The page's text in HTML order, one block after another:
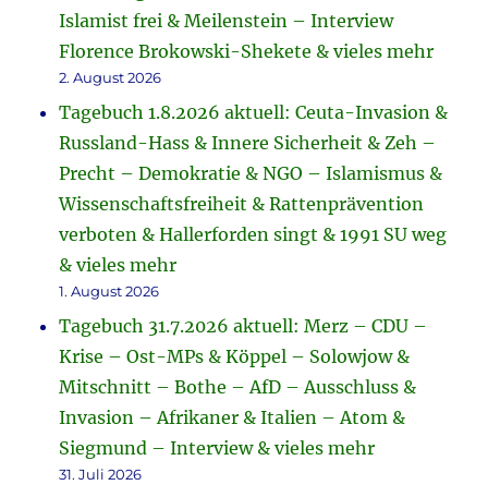
Islamist frei & Meilenstein – Interview
Florence Brokowski-Shekete & vieles mehr
2. August 2026
Tagebuch 1.8.2026 aktuell: Ceuta-Invasion &
Russland-Hass & Innere Sicherheit & Zeh –
Precht – Demokratie & NGO – Islamismus &
Wissenschaftsfreiheit & Rattenprävention
verboten & Hallerforden singt & 1991 SU weg
& vieles mehr
1. August 2026
Tagebuch 31.7.2026 aktuell: Merz – CDU –
Krise – Ost-MPs & Köppel – Solowjow &
Mitschnitt – Bothe – AfD – Ausschluss &
Invasion – Afrikaner & Italien – Atom &
Siegmund – Interview & vieles mehr
31. Juli 2026